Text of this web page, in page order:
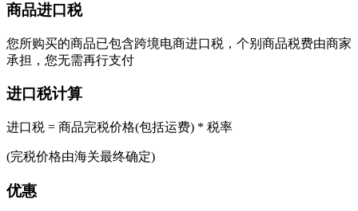
商品进口税
您所购买的商品已包含跨境电商进口税，个别商品税费由商家
承担，您无需再行支付
进口税计算
进口税 = 商品完税价格(包括运费) * 税率
(完税价格由海关最终确定)
优惠